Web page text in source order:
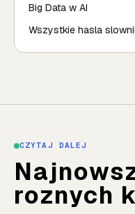
Big Data w AI
Wszystkie hasla
CZYTAJ DALEJ
roznych